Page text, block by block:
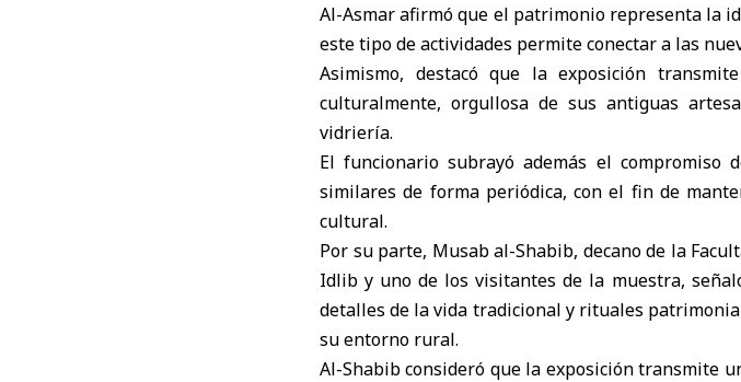
Al-Asmar afirmó que el patrimonio representa la
este tipo de actividades permite conectar a las
Asimismo, destacó que la exposición
culturalmente, orgullosa de sus antiguas
vidriería.
El funcionario subrayó además el compromiso
similares de forma periódica, con el fin de
cultural.
Por su parte, Musab al-Shabib, decano de la
Idlib y uno de los visitantes de la muestra,
detalles de la vida tradicional y rituales
su entorno rural.
Al-Shabib consideró que la exposición transmite